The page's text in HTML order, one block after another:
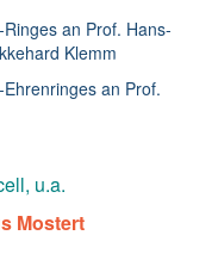
an Prof. Hans-
Klemm
an Prof.
u.a.
Mostert